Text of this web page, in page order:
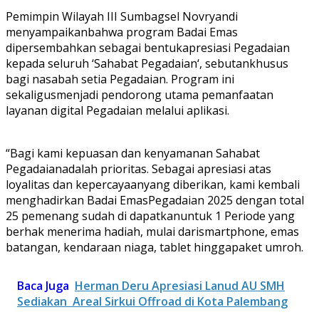
Pemimpin Wilayah III Sumbagsel Novryandi
menyampaikanbahwa program Badai Emas
dipersembahkan sebagai bentukapresiasi Pegadaian
kepada seluruh ‘Sahabat Pegadaian‘, sebutankhusus
bagi nasabah setia Pegadaian. Program ini
sekaligusmenjadi pendorong utama pemanfaatan
layanan digital Pegadaian melalui aplikasi.
“Bagi kami kepuasan dan kenyamanan Sahabat
Pegadaianadalah prioritas. Sebagai apresiasi atas
loyalitas dan kepercayaanyangdiberikan, kami kembali
menghadirkan Badai EmasPegadaian 2025 dengan total
25 pemenangsudah di dapatkanuntuk 1 Periode yang
berhak menerima hadiah, mulai darismartphone, emas
batangan, kendaraan niaga, tablet hinggapaket umroh.
Baca Juga Herman Deru Apresiasi Lanud AU SMH
Sediakan Areal Sirkui Offroad di Kota Palembang